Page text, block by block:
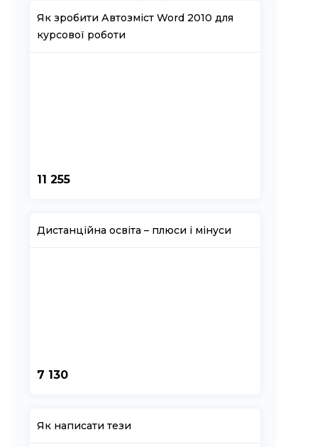
Як зробити Автозміст Word 2010 для
курсової роботи
11 255
Дистанційна освіта – плюси і мінуси
7 130
Як написати тези